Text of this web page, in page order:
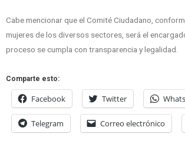
Cabe mencionar que el Comité Ciudadano,
mujeres de los diversos sectores, será el
proceso se cumpla con transparencia y legalidad.
Comparte esto:
Facebook Twitter
Telegram Correo electrónico